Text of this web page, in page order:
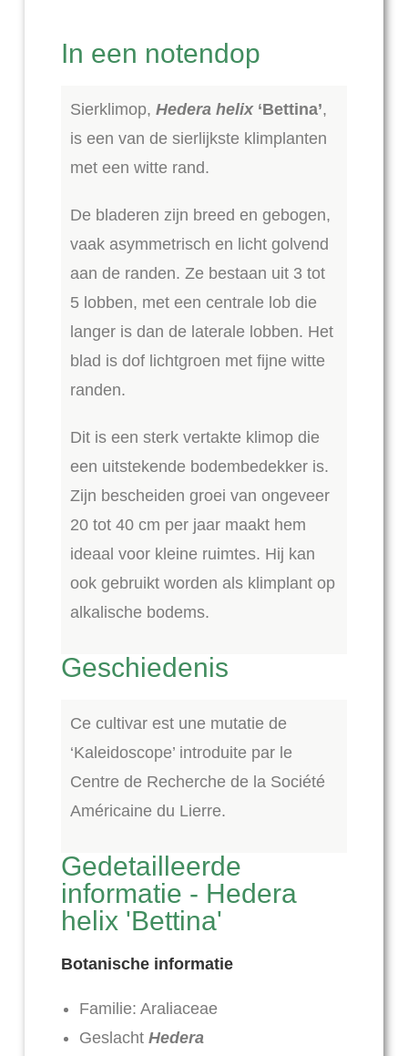
In een notendop
Sierklimop, Hedera helix‘Bettina’,
is een van de sierlijkste klimplanten
met een witte rand.
De bladeren zijn breed en gebogen,
vaak asymmetrisch en licht golvend
aan de randen. Ze bestaan uit 3 tot
5 lobben, met een centrale lob die
langer is dan de laterale lobben. Het
blad is dof lichtgroen met fijne witte
randen.
Dit is een sterk vertakte klimop die
een uitstekende bodembedekker is.
Zijn bescheiden groei van ongeveer
20 tot 40 cm per jaar maakt hem
ideaal voor kleine ruimtes. Hij kan
ook gebruikt worden als klimplant op
alkalische bodems.
Geschiedenis
Ce cultivar est une mutatie de
‘Kaleidoscope’ introduite par le
Centre de Recherche de la Société
Américaine du Lierre.
Gedetailleerde
informatie - Hedera
helix 'Bettina'
Botanische informatie
Familie: Araliaceae
Geslacht Hedera